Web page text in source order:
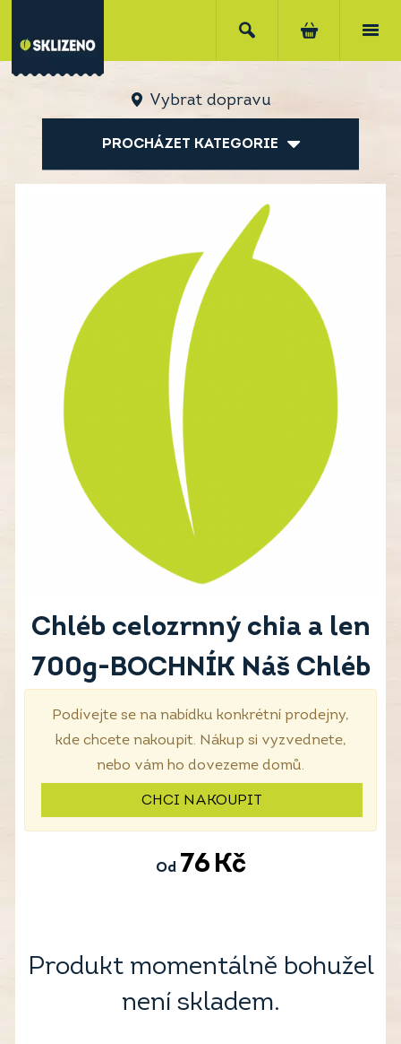
Vybrat dopravu
PROCHÁZET KATEGORIE
Chléb celozrnný chia a len
700g-BOCHNÍK Náš Chléb
Podívejte se na nabídku konkrétní prodejny,
kde chcete nakoupit. Nákup si vyzvednete,
nebo vám ho dovezeme domů.
CHCI NAKOUPIT
Od 76 Kč
Produkt momentálně bohužel
není skladem.